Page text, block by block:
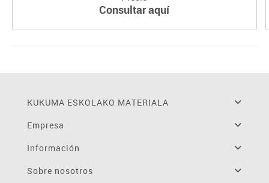
Consultar aquí
KUKUMA ESKOLAKO MATERIALA
Empresa
Información
Sobre nosotros